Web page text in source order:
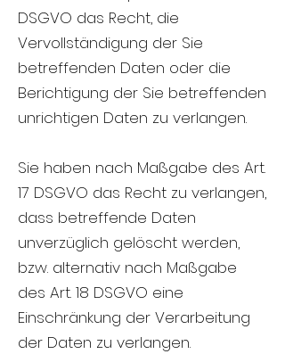
DSGVO das Recht, die
Vervollständigung der Sie
betreffenden Daten oder die
Berichtigung der Sie betreffenden
unrichtigen Daten zu verlangen.
Sie haben nach Maßgabe des Art.
17 DSGVO das Recht zu verlangen,
dass betreffende Daten
unverzüglich gelöscht werden,
bzw. alternativ nach Maßgabe
des Art. 18 DSGVO eine
Einschränkung der Verarbeitung
der Daten zu verlangen.